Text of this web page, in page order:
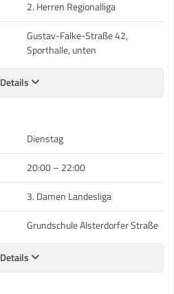
2. Herren Regionalliga
Gustav-Falke-Straße 42,
Sporthalle, unten
Details
Dienstag
20:00– 22:00
3. Damen Landesliga
Grundschule Alsterdorfer Straße
Details